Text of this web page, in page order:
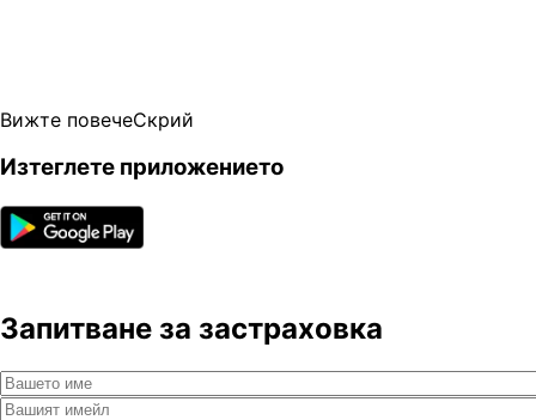
Вижте повечеСкрий
Изтеглете приложението
Запитване за застраховка